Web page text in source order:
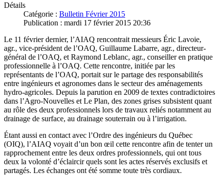
Détails
Catégorie : Bulletin Février 2015
Publication : mardi 17 février 2015 20:36
Le 11 février dernier, l’AIAQ rencontrait messieurs Éric Lavoie,
agr., vice-président de l’OAQ, Guillaume Labarre, agr., directeur-
général de l’OAQ, et Raymond Leblanc, agr., conseiller en pratique
professionnelle à l’OAQ. Cette rencontre, initiée par les
représentants de l’OAQ, portait sur le partage des responsabilités
entre ingénieurs et agronomes dans le secteur des aménagements
hydro-agricoles. Depuis la parution en 2009 de textes contradictoires
dans l’Agro-Nouvelles et Le Plan, des zones grises subsistent quant
au rôle des deux professionnels lors de travaux reliés notamment au
drainage de surface, au drainage souterrain ou à l’irrigation.
Étant aussi en contact avec l’Ordre des ingénieurs du Québec
(OIQ), l’AIAQ voyait d’un bon œil cette rencontre afin de tenter un
rapprochement entre les deux ordres professionnels, qui ont tous
deux la volonté d’éclaircir quels sont les actes réservés exclusifs et
partagés. Les échanges ont été somme toute très cordiaux.